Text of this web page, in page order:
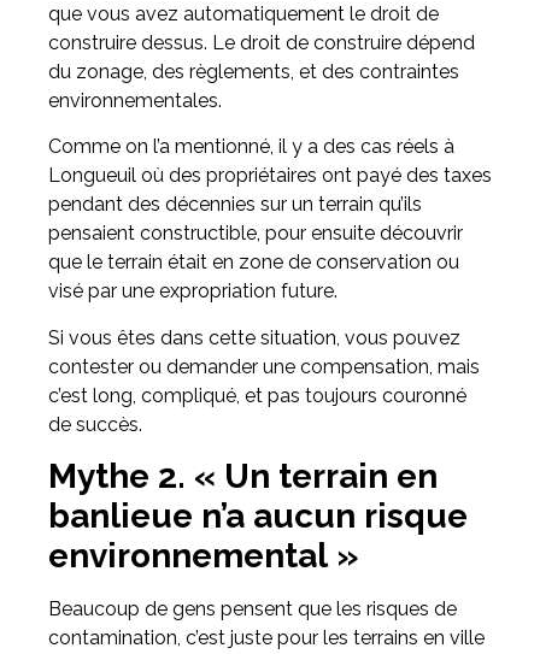
que vous avez automatiquement le droit de
construire dessus. Le droit de construire dépend
du zonage, des règlements, et des contraintes
environnementales.
Comme on l’a mentionné, il y a des cas réels à
Longueuil où des propriétaires ont payé des taxes
pendant des décennies sur un terrain qu’ils
pensaient constructible, pour ensuite découvrir
que le terrain était en zone de conservation ou
visé par une expropriation future.
Si vous êtes dans cette situation, vous pouvez
contester ou demander une compensation, mais
c’est long, compliqué, et pas toujours couronné
de succès.
Mythe 2. « Un terrain en
banlieue n’a aucun risque
environnemental »
Beaucoup de gens pensent que les risques de
contamination, c’est juste pour les terrains en ville